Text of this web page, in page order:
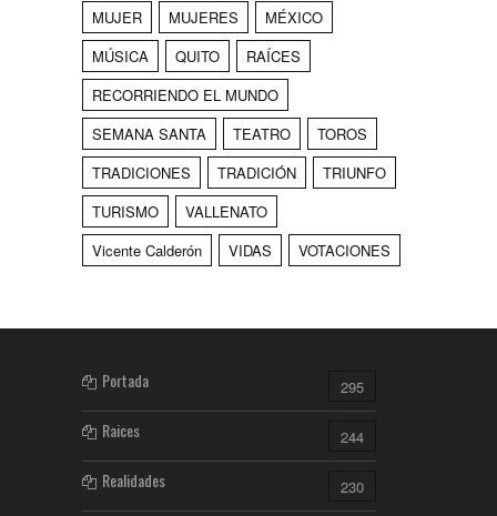
MUJER
MUJERES
MÉXICO
MÚSICA
QUITO
RAÍCES
RECORRIENDO EL MUNDO
SEMANA SANTA
TEATRO
TOROS
TRADICIONES
TRADICIÓN
TRIUNFO
TURISMO
VALLENATO
Vicente Calderón
VIDAS VOTACIONES
Portada 295
Raices 244
Realidades 230